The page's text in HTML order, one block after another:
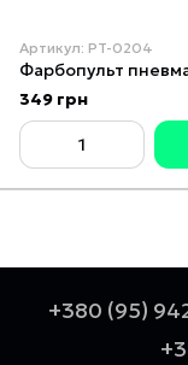
Артикул: PT-0204
349 грн
+380 (95)